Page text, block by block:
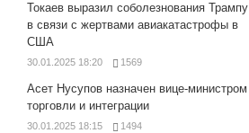
Токаев выразил соболезнования Трампу
в связи с жертвами авиакатастрофы в
США
30.01.2025 18:20 1569
Асет Нусупов назначен вице-министром
торговли и интеграции
30.01.2025 18:15 1494